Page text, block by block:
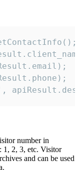
number in
1, 2, 3, etc. Visitor
and can be used